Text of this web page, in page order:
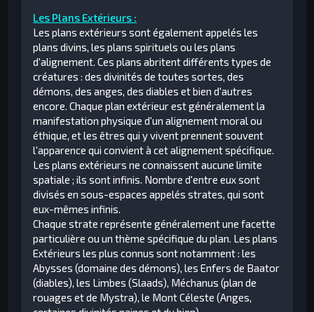
Les Plans Extérieurs :
Les plans extérieurs sont également appelés les
plans divins, les plans spirituels ou les plans
d'alignement. Ces plans abritent différents types de
créatures : des divinités de toutes sortes, des
démons, des anges, des diables et bien d'autres
encore. Chaque plan extérieur est généralement la
manifestation physique d'un alignement moral ou
éthique, et les êtres qui y vivent prennent souvent
l'apparence qui convient à cet alignement spécifique.
Les plans extérieurs ne connaissent aucune limite
spatiale ; ils sont infinis. Nombre d'entre eux sont
divisés en sous-espaces appelés strates, qui sont
eux-mêmes infinis.
Chaque strate représente généralement une facette
particulière ou un thème spécifique du plan. Les plans
Extérieurs les plus connus sont notamment : les
Abysses (domaine des démons), les Enfers de Baator
(diables), les Limbes (Slaads), Méchanus (plan de
rouages et de Mystra), le Mont Céleste (Anges,